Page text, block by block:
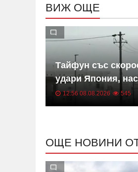
ВИЖ ОЩЕ
Тайфун със
удари Япония,
Китай
12:56 08.08.2026 545
ОЩЕ НОВИНИ